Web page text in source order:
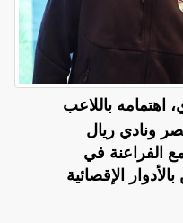
اهتمامه باللاعب
ونادي ريال
مع الفراعنة في
الإقصائية